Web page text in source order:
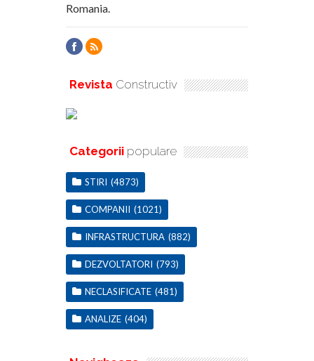
Romania.
Revista Constructiv
Categorii populare
STIRI (4873)
COMPANII (1021)
INFRASTRUCTURA (882)
DEZVOLTATORI (793)
NECLASIFICATE (481)
ANALIZE (404)